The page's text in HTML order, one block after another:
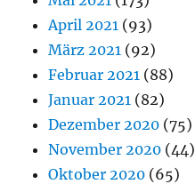
April 2021 (93)
März 2021 (92)
Februar 2021 (88)
Januar 2021 (82)
Dezember 2020 (75)
November 2020 (44)
Oktober 2020 (65)